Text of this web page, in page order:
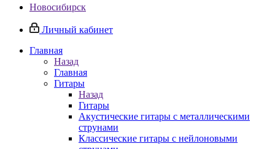
Новосибирск
Личный кабинет
Главная
Назад
Главная
Гитары
Назад
Гитары
Акустические гитары с металлическими
струнами
Классические гитары с нейлоновыми